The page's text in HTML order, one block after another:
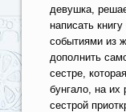
девушка,
написать
событиями из
дополнить
сестре,
бунгало, на
сестрой